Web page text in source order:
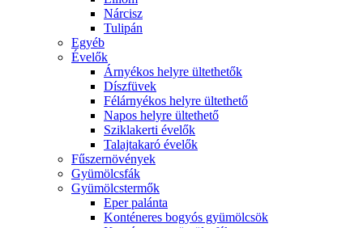
Nárcisz
Tulipán
Egyéb
Évelők
Árnyékos helyre ültethetők
Díszfüvek
Félárnyékos helyre ültethető
Napos helyre ültethető
Sziklakerti évelők
Talajtakaró évelők
Fűszernövények
Gyümölcsfák
Gyümölcstermők
Eper palánta
Konténeres bogyós gyümölcsök